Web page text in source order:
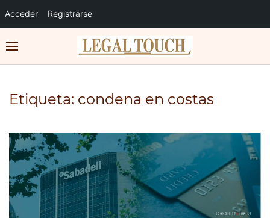
Acceder Registrarse
Etiqueta: condena en costas